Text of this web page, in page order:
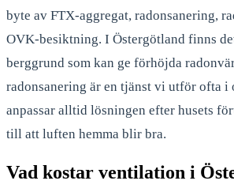
byte av FTX-aggregat, radonsanering,
OVK-besiktning. I Östergötland finns
berggrund som kan ge förhöjda
radonsanering är en tjänst vi utför ofta i
anpassar alltid lösningen efter husets
till att luften hemma blir bra.
Vad kostar ventilation i